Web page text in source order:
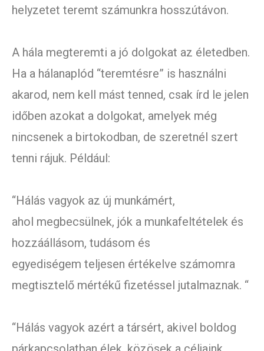
helyzetet teremt számunkra hosszútávon.
A hála megteremti a jó dolgokat az életedben.
Ha a hálanaplód “teremtésre” is használni
akarod, nem kell mást tenned, csak írd le jelen
időben azokat a dolgokat, amelyek még
nincsenek a birtokodban, de szeretnél szert
tenni rájuk. Például:
“Hálás vagyok az új munkámért,
ahol megbecsülnek, jók a munkafeltételek és
hozzáállásom, tudásom és
egyediségem teljesen értékelve számomra
megtisztelő mértékű fizetéssel jutalmaznak. “
“Hálás vagyok azért a társért, akivel boldog